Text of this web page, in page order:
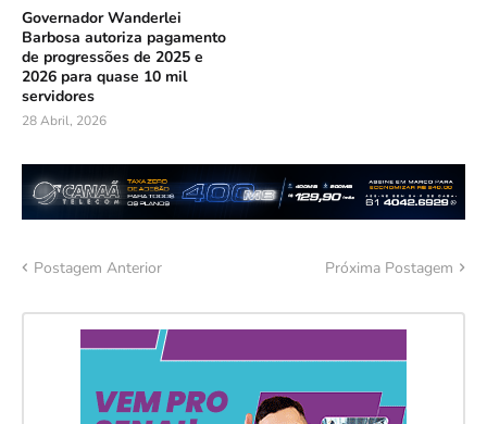
Governador Wanderlei
Barbosa autoriza pagamento
de progressões de 2025 e
2026 para quase 10 mil
servidores
28 Abril, 2026
Postagem Anterior Próxima Postagem